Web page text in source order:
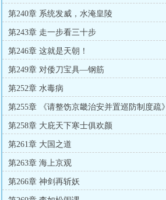
第240章 系统发威，水淹皇陵
第243章 走一步看三十步
第246章 这就是天朝！
第249章 对倭刀宝具—钢筋
第252章 水毒病
第255章 《请整饬京畿治安并置巡防制度疏》
第258章 大庇天下寒士俱欢颜
第261章 大国之道
第263章 海上京观
第266章 神剑再斩妖